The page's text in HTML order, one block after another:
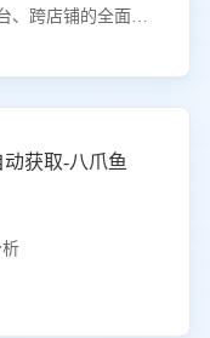
、跨店铺的全面、
获取-八爪鱼